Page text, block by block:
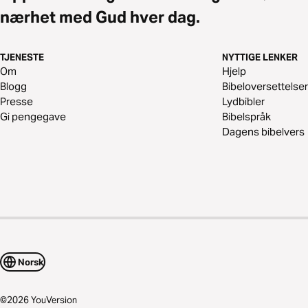
nærhet med Gud hver dag.
TJENESTE
Om
Blogg
Presse
Gi pengegave
NYTTIGE LENKER
Hjelp
Bibeloversettelser
Lydbibler
Bibelspråk
Dagens bibelvers
Norsk
©2026YouVersion